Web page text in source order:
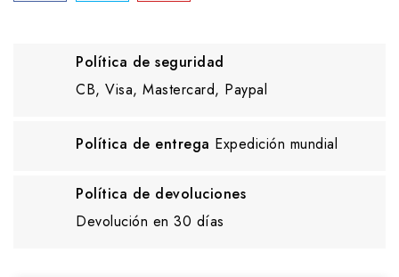
Política de seguridad
CB, Visa, Mastercard, Paypal
Política de entrega Expedición mundial
Política de devoluciones
Devolución en 30 días